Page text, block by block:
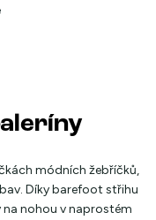
módních žebříčků,
Díky barefoot střihu
nohou v naprostém